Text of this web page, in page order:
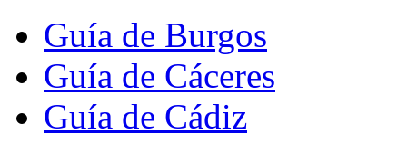
Guía de Burgos
Guía de Cáceres
Guía de Cádiz